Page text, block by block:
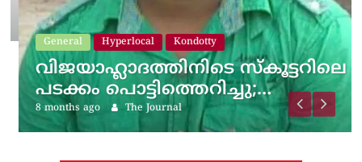
General Hyperlocal Kondotty
വിജയാഹ്ലാദത്തിനിടെ സ്കൂട്ടറിലെ
പടക്കം പൊട്ടിത്തെറിച്ചു;…
8 months ago The Journal